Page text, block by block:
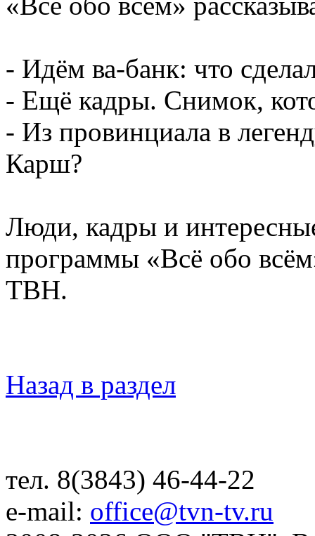
- Идём ва-банк: что
- Ещё кадры. Снимок,
- Из провинциала в
Карш?
Люди, кадры и
программы «Всё обо
ТВН.
Назад в раздел
тел. 8(3843) 46-44-22
e-mail: office@tvn-tv.ru